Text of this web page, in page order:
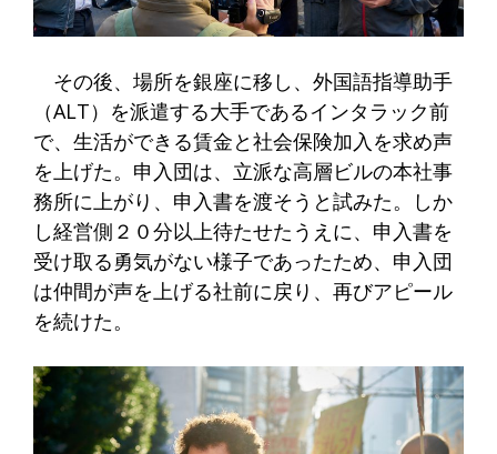
その後、場所を銀座に移し、外国語指導助手
（ALT）を派遣する大手であるインタラック前
で、生活ができる賃金と社会保険加入を求め声
を上げた。申入団は、立派な高層ビルの本社事
務所に上がり、申入書を渡そうと試みた。しか
し経営側２０分以上待たせたうえに、申入書を
受け取る勇気がない様子であったため、申入団
は仲間が声を上げる社前に戻り、再びアピール
を続けた。